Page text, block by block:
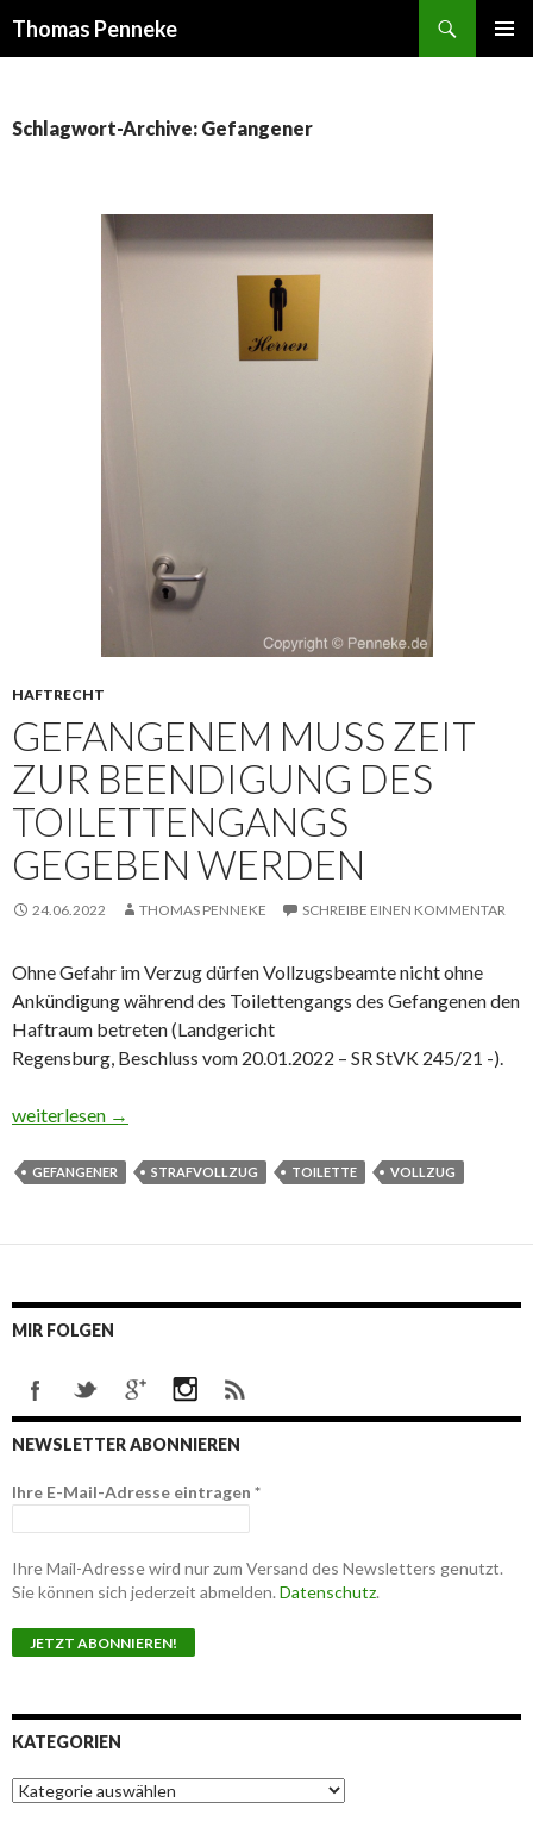
Thomas Penneke
Schlagwort-Archive: Gefangener
HAFTRECHT
GEFANGENEM MUSS ZEIT
ZUR BEENDIGUNG DES
TOILETTENGANGS
GEGEBEN WERDEN
24.06.2022 THOMAS PENNEKE SCHREIBE EINEN KOMMENTAR
Ohne Gefahr im Verzug dürfen Vollzugsbeamte nicht ohne
Ankündigung während des Toilettengangs des Gefangenen den
Haftraum betreten (Landgericht
Regensburg, Beschluss vom 20.01.2022 – SR StVK 245/21 -).
Gefangenem muss Zeit zur Beendigung des Toilettengangs
weiterlesen →
GEFANGENER STRAFVOLLZUG TOILETTE VOLLZUG
MIR FOLGEN
NEWSLETTER ABONNIEREN
Ihre E-Mail-Adresse eintragen *
Ihre Mail-Adresse wird nur zum Versand des Newsletters genutzt.
Sie können sich jederzeit abmelden. Datenschutz.
KATEGORIEN
K
a